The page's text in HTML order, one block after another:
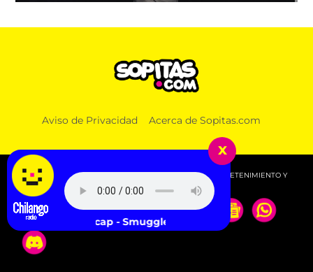
Aviso de Privacidad Acerca de Sopitas.com
© 2026 SOPITAS.COM - MÚSICA, NOTICIAS, DEPORTES, ENTRETENIMIENTO Y
MÁS!.
x
Kneecap - Smugglers & Scholars